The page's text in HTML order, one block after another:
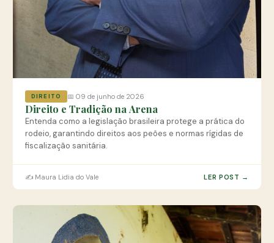
DIREITO 📅 09 de junho de 2026
Direito e Tradição na Arena
Entenda como a legislação brasileira protege a prática do
rodeio, garantindo direitos aos peões e normas rígidas de
fiscalização sanitária.
✍️ Maura Lidia do Vale LER POST →